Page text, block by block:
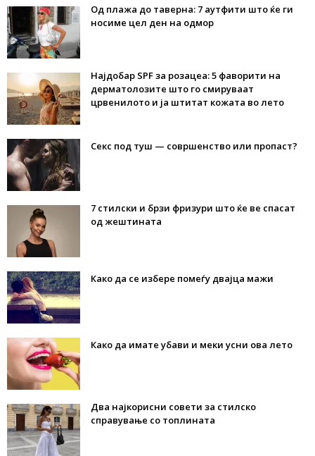
Од плажа до таверна: 7 аутфити што ќе ги
носиме цел ден на одмор
Најдобар SPF за розацеа: 5 фаворити на
дерматолозите што го смируваат
црвенилото и ја штитат кожата во лето
Секс под туш — совршенство или пропаст?
7 стилски и брзи фризури што ќе ве спасат
од жештината
Како да се избере помеѓу двајца мажи
Како да имате убави и меки усни ова лето
Два најкорисни совети за стилско
справување со топлината